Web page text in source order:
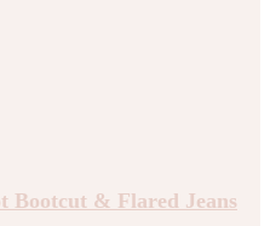
Bootcut & Flared Jeans